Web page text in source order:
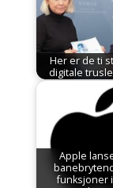
Her er de ti
digitale
Apple
funksjoner